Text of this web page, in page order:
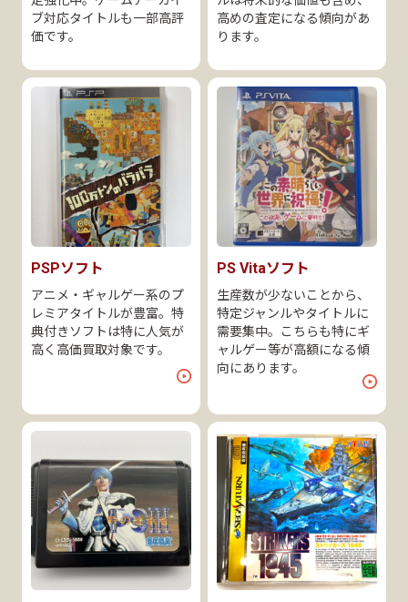
ブ対応タイトルも一部高評
価です。
高めの査定になる傾向があ
ります。
PSPソフト
アニメ・ギャルゲー系のプ
レミアタイトルが豊富。特
典付きソフトは特に人気が
高く高価買取対象です。
PS Vitaソフト
生産数が少ないことから、
特定ジャンルやタイトルに
需要集中。こちらも特にギ
ャルゲー等が高額になる傾
向にあります。